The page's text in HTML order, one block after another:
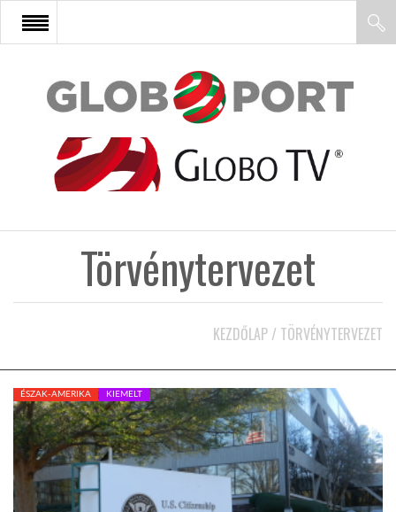
FŐOLDAL
AFRIKA
KÖZEL-KELET
AUSZTRÁLIA
Törvénytervezet
KEZDŐLAP / TÖRVÉNYTERVEZET
ÉSZAK-AMERIKA KIEMELT